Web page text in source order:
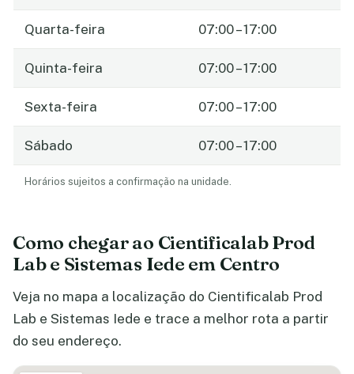
Quarta-feira 07:00 – 17:00
Quinta-feira 07:00 – 17:00
Sexta-feira 07:00 – 17:00
Sábado 07:00 – 17:00
Horários sujeitos a confirmação na unidade.
Como chegar ao Cientificalab Prod
Lab e Sistemas Iede em Centro
Veja no mapa a localização do Cientificalab Prod
Lab e Sistemas Iede e trace a melhor rota a partir
do seu endereço.